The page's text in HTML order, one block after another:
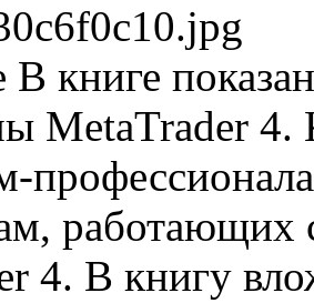
В книге
MetaTrader 4.
работающих
4. В книгу